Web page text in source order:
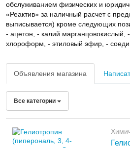
обслуживанием физических и
«Реактив» за наличный расчет с
выписывается) кроме следующих
- ацетон, - калий марганцовокислый,
хлороформ, - этиловый эфир, -
Объявления магазина
Все категории